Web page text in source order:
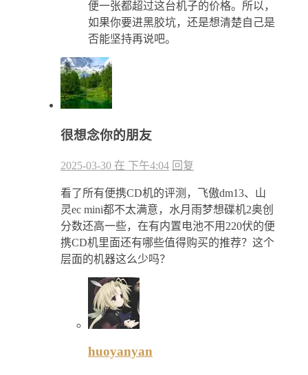
便一张都超过这台机子的价格。所以，
如果你要进黑胶坑，还是想清楚自己是
否能坚持再说吧。
很想念你的朋友
2025-03-30 在 下午4:04 回复
看了所有便携CD机的评测，飞傲dm13、山
灵ec mini都不太满意，水月雨梦想碟机2奥创
分数还高一些，在有内置电池不用220伏的便
携CD机里面还有哪些值得购买的推荐？这个
层面的机器这么少吗？
huoyanyan